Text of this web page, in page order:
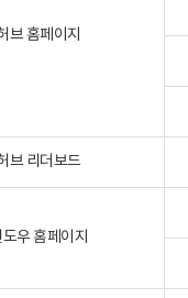
브 홈페이지
브 리더보드
우 홈페이지